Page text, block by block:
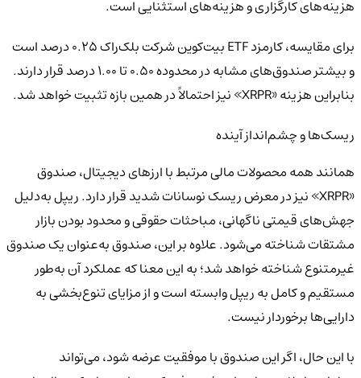
هزینه‌های کارگزاری و هزینه‌های استثنایی است.
برای مقایسه، کارمزد ETF بیت‌کوین شرکت بلک‌راک ۰.۲۵ درصد است
و بیشتر صندوق‌های مشابه در محدوده ۰.۵۰ تا ۱.۰۰ درصد قرار دارند.
بنابراین هزینه «XRPR» نیز احتمالاً در همین بازه تثبیت خواهد شد.
ریسک‌ها و چشم‌انداز آینده
همانند همه محصولات مالی مرتبط با ارزهای دیجیتال، صندوق
«XRPR» نیز در معرض ریسک نوسانات شدید قرار دارد. ریپل به‌دلیل
جهش‌های قیمتی ناگهانی، مباحثات حقوقی و محدود بودن بازار
مشتقات شناخته می‌شود. علاوه بر این، صندوق به‌عنوان یک صندوق
غیرمتنوع شناخته خواهد شد؛ به این معنا که عملکرد آن به‌طور
مستقیم و کامل به ریپل وابسته است و از مزایای تنوع‌بخشی به
دارایی‌ها برخوردار نیست.
با این حال، اگر این صندوق با موفقیت عرضه شود، می‌تواند